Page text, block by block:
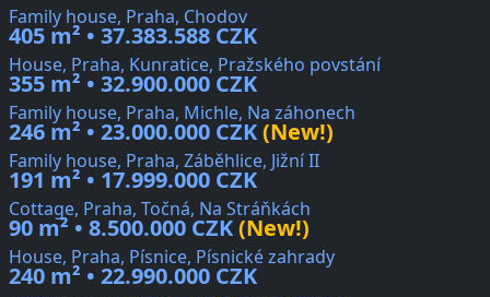
Family house, Praha, Chodov
405 m² • 37.383.588 CZK
House, Praha, Kunratice, Pražského povstání
355 m² • 32.900.000 CZK
Family house, Praha, Michle, Na záhonech
246 m² • 23.000.000 CZK(New!)
Family house, Praha, Záběhlice, Jižní II
191 m² • 17.999.000 CZK
Cottage, Praha, Točná, Na Stráňkách
90 m² • 8.500.000 CZK(New!)
House, Praha, Písnice, Písnické zahrady
240 m² • 22.990.000 CZK